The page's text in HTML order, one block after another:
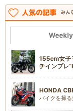
人気の記事 みん
Weekly
155cm女子
チインプレ
HONDA
バイクを操